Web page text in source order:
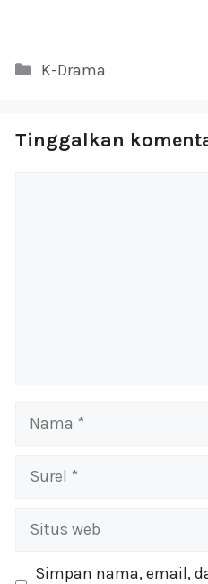
Kategori
K-Drama
Tinggalkan
Nama
Surel
Situs
Simpan nama, email,